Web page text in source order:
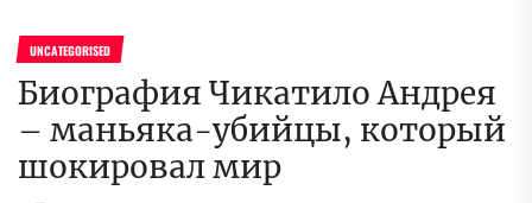
UNCATEGORISED
Биография Чикатило Андрея
– маньяка-убийцы, который
шокировал мир